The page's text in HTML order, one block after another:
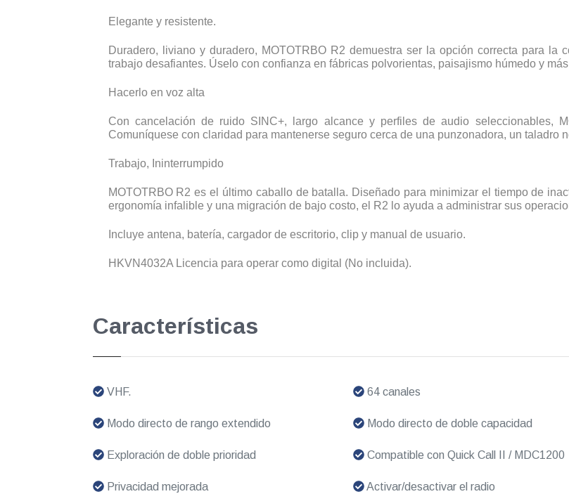
Elegante y resistente.
Duradero, liviano y duradero, MOTOTRBO R2 demuestra ser la opción correcta para
trabajo desafiantes. Úselo con confianza en fábricas polvorientas, paisajismo húmedo y
Hacerlo en voz alta
Con cancelación de ruido SINC+, largo alcance y perfiles de audio seleccionables,
Comuníquese con claridad para mantenerse seguro cerca de una punzonadora, un taladro
Trabajo, Ininterrumpido
MOTOTRBO R2 es el último caballo de batalla. Diseñado para minimizar el tiempo de
ergonomía infalible y una migración de bajo costo, el R2 lo ayuda a administrar sus
Incluye antena, batería, cargador de escritorio, clip y manual de usuario.
HKVN4032A Licencia para operar como digital (No incluida).
Características
VHF. 64 canales
Modo directo de rango extendido Modo directo de doble capacidad
Exploración de doble prioridad Compatible con Quick Call II / MDC1200
Privacidad mejorada Activar/desactivar el radio